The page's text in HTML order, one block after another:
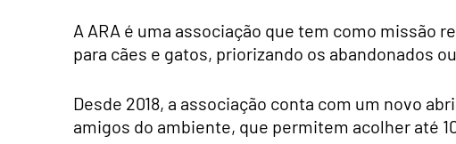
A ARA é uma associação que tem como missão
para cães e gatos, priorizando os abandonados
Desde 2018, a associação conta com um novo
amigos do ambiente, que permitem acolher até